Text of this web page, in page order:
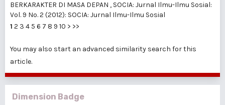
BERKARAKTER DI MASA DEPAN , SOCIA: Jurnal Ilmu-Ilmu Sosial:
Vol. 9 No. 2 (2012): SOCIA: Jurnal Ilmu-Ilmu Sosial
1 2 3 4 5 6 7 8 9 10 > >>
You may also start an advanced similarity search for this
article.
Dimension Badge